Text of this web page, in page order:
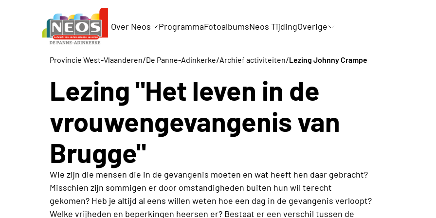
Over Neos ProgrammaFotoalbumsNeos TijdingOverige
Provincie West-Vlaanderen/De Panne-Adinkerke/Archief activiteiten/Lezing Johnny Crampe
Lezing "Het leven in de
vrouwengevangenis van
Brugge"
Wie zijn die mensen die in de gevangenis moeten en wat heeft hen daar gebracht?
Misschien zijn sommigen er door omstandigheden buiten hun wil terecht
gekomen? Heb je altijd al eens willen weten hoe een dag in de gevangenis verloopt?
Welke vrijheden en beperkingen heersen er? Bestaat er een verschil tussen de